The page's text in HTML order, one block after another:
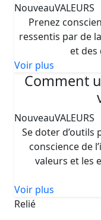
NouveauVALEURS
Prenez
ressentis par de
et des
Voir plus
Comment
NouveauVALEURS
Se doter
conscience de
valeurs et les
Voir plus
Relié